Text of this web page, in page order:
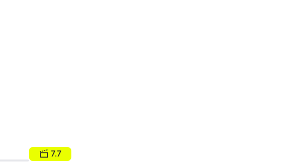
7.7